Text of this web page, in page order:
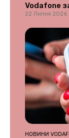
Vodafone
22 Липня 2026
НОВИНИ